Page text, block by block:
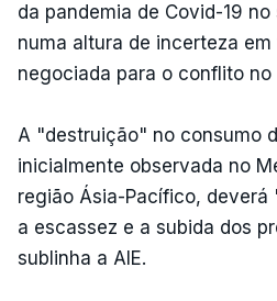
da pandemia de Covid-19
numa altura de incerteza
negociada para o conflito no
A "destruição" no consumo
inicialmente observada no
região Ásia-Pacífico, deverá
a escassez e a subida dos
sublinha a AIE.